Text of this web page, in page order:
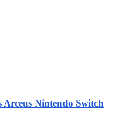
Arceus Nintendo Switch